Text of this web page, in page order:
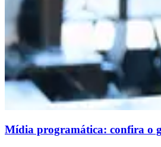
Mídia programática: confira o